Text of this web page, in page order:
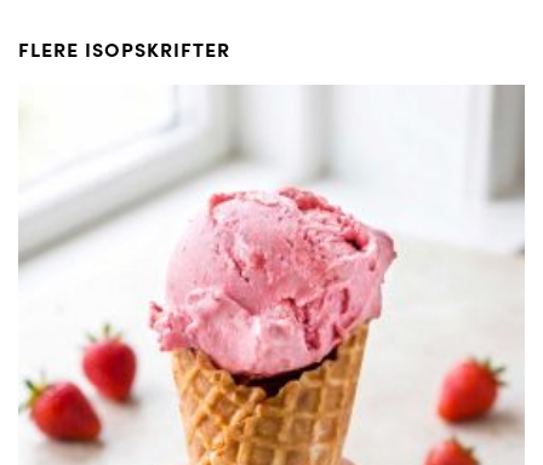
FLERE ISOPSKRIFTER